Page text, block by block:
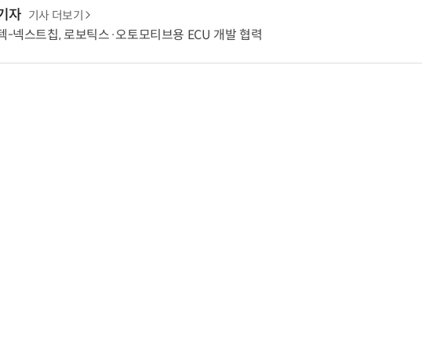
자 기사 더보기
-넥스트칩, 로보틱스·오토모티브용 ECU 개발 협력